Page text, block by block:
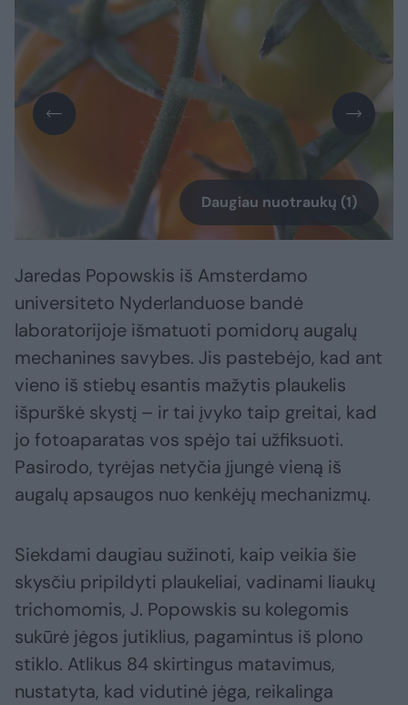
Daugiau nuotraukų (1)
Jaredas Popowskis iš Amsterdamo
universiteto Nyderlanduose bandė
laboratorijoje išmatuoti pomidorų augalų
mechanines savybes. Jis pastebėjo, kad ant
vieno iš stiebų esantis mažytis plaukelis
išpurškė skystį – ir tai įvyko taip greitai, kad
jo fotoaparatas vos spėjo tai užfiksuoti.
Pasirodo, tyrėjas netyčia įjungė vieną iš
augalų apsaugos nuo kenkėjų mechanizmų.
Siekdami daugiau sužinoti, kaip veikia šie
skysčiu pripildyti plaukeliai, vadinami liaukų
trichomomis, J. Popowskis su kolegomis
sukūrė jėgos jutiklius, pagamintus iš plono
stiklo. Atlikus 84 skirtingus matavimus,
nustatyta, kad vidutinė jėga, reikalinga